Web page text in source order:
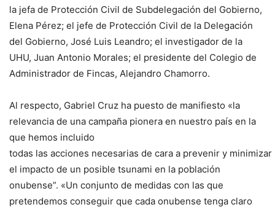
la jefa de Protección Civil de Subdelegación del Gobierno,
Elena Pérez; el jefe de Protección Civil de la Delegación
del Gobierno, José Luis Leandro; el investigador de la
UHU, Juan Antonio Morales; el presidente del Colegio de
Administrador de Fincas, Alejandro Chamorro.
Al respecto, Gabriel Cruz ha puesto de manifiesto «la
relevancia de una campaña pionera en nuestro país en la
que hemos incluido
todas las acciones necesarias de cara a prevenir y minimizar
el impacto de un posible tsunami en la población
onubense”. «Un conjunto de medidas con las que
pretendemos conseguir que cada onubense tenga claro